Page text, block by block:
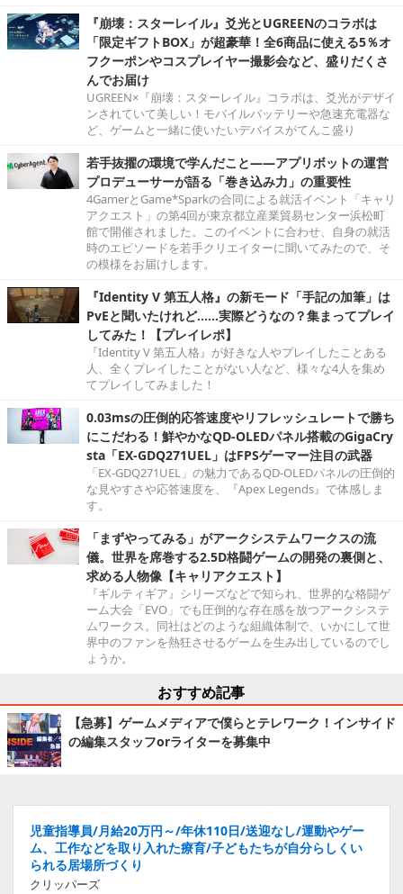
『崩壊：スターレイル』爻光とUGREENのコラボは
「限定ギフトBOX」が超豪華！全6商品に使える5％オ
フクーポンやコスプレイヤー撮影会など、盛りだくさ
んでお届け
UGREEN×『崩壊：スターレイル』コラボは、爻光がデザイ
ンされていて美しい！モバイルバッテリーや急速充電器な
ど、ゲームと一緒に使いたいデバイスがてんこ盛り
若手抜擢の環境で学んだこと――アプリボットの運営
プロデューサーが語る「巻き込み力」の重要性
4GamerとGame*Sparkの合同による就活イベント「キャリ
アクエスト」の第4回が東京都立産業貿易センター浜松町
館で開催されました。このイベントに合わせ、自身の就活
時のエピソードを若手クリエイターに聞いてみたので、そ
の模様をお届けします。
『Identity V 第五人格』の新モード「手記の加筆」は
PvEと聞いたけれど……実際どうなの？集まってプレイ
してみた！【プレイレポ】
『Identity V 第五人格』が好きな人やプレイしたことある
人、全くプレイしたことがない人など、様々な4人を集め
てプレイしてみました！
0.03msの圧倒的応答速度やリフレッシュレートで勝ち
にこだわる！鮮やかなQD-OLEDパネル搭載のGigaCry
sta「EX-GDQ271UEL」はFPSゲーマー注目の武器
「EX-GDQ271UEL」の魅力であるQD-OLEDパネルの圧倒的
な見やすさや応答速度を、『Apex Legends』で体感しま
す。
「まずやってみる」がアークシステムワークスの流
儀。世界を席巻する2.5D格闘ゲームの開発の裏側と、
求める人物像【キャリアクエスト】
『ギルティギア』シリーズなどで知られ、世界的な格闘ゲ
ーム大会「EVO」でも圧倒的な存在感を放つアークシステ
ムワークス。同社はどのような組織体制で、いかにして世
界中のファンを熱狂させるゲームを生み出しているのでし
ょうか。
おすすめ記事
【急募】ゲームメディアで僕らとテレワーク！インサイド
の編集スタッフorライターを募集中
児童指導員/月給20万円～/年休110日/送迎なし/運動やゲー
ム、工作などを取り入れた療育/子どもたちが自分らしくい
られる居場所づくり
クリッパーズ